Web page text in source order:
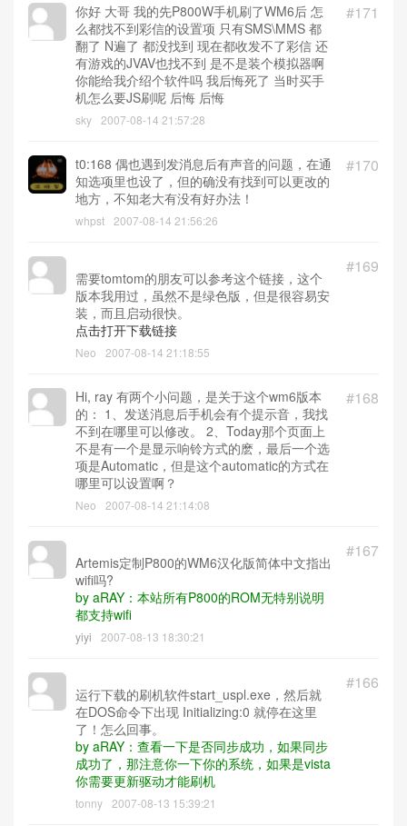
#171
你好 大哥 我的先P800W手机刷了WM6后 怎
么都找不到彩信的设置项 只有SMS\MMS 都
翻了 N遍了 都没找到 现在都收发不了彩信 还
有游戏的JVAV也找不到 是不是装个模拟器啊
你能给我介绍个软件吗 我后悔死了 当时买手
机怎么要JS刷呢 后悔 后悔
sky 2007-08-14 21:57:28
#170
t0:168 偶也遇到发消息后有声音的问题，在通
知选项里也设了，但的确没有找到可以更改的
地方，不知老大有没有好办法！
whpst 2007-08-14 21:56:26
#169
需要tomtom的朋友可以参考这个链接，这个
版本我用过，虽然不是绿色版，但是很容易安
装，而且启动很快。
点击打开下载链接
Neo 2007-08-14 21:18:55
#168
Hi, ray 有两个小问题，是关于这个wm6版本
的： 1、发送消息后手机会有个提示音，我找
不到在哪里可以修改。 2、Today那个页面上
不是有一个是显示响铃方式的麽，最后一个选
项是Automatic，但是这个automatic的方式在
哪里可以设置啊？
Neo 2007-08-14 21:14:08
#167
Artemis定制P800的WM6汉化版简体中文指出
wifi吗?
by aRAY：本站所有P800的ROM无特别说明
都支持wifi
yiyi 2007-08-13 18:30:21
#166
运行下载的刷机软件start_uspl.exe，然后就
在DOS命令下出现 Initializing:0 就停在这里
了！怎么回事。
by aRAY：查看一下是否同步成功，如果同步
成功了，那注意你一下你的系统，如果是vista
你需要更新驱动才能刷机
tonny 2007-08-13 15:39:21